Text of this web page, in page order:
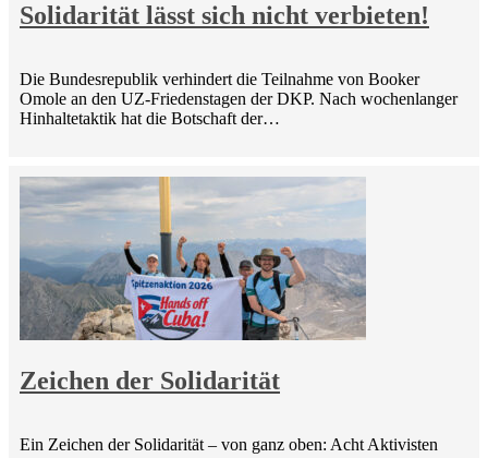
Solidarität lässt sich nicht verbieten!
Die Bundesrepublik verhindert die Teilnahme von Booker
Omole an den UZ-Friedenstagen der DKP. Nach wochenlanger
Hinhaltetaktik hat die Botschaft der…
Zeichen der Solidarität
Ein Zeichen der Solidarität – von ganz oben: Acht Aktivisten